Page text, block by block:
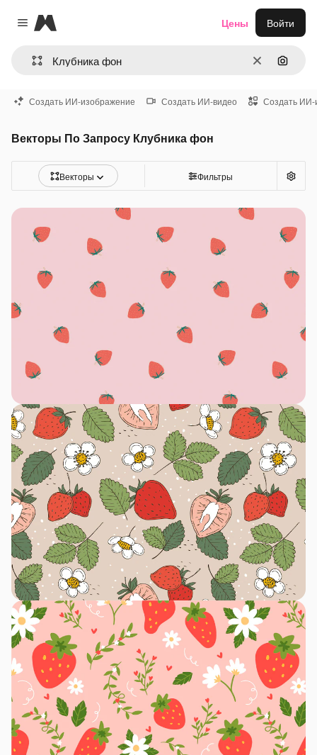
Close menu
Magnific
ОчиститьПоиск
Цены Войти
Создать ИИ-изображение Создать ИИ-видео Создать ИИ-
Векторы По Запросу Клубника фон
Векторы Фильтры